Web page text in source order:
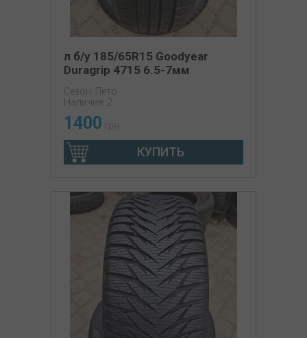
л б/у 185/65R15 Goodyear
Duragrip 4715 6.5-7мм
Сезон: Лето
Наличие: 2
1400 грн
КУПИТЬ